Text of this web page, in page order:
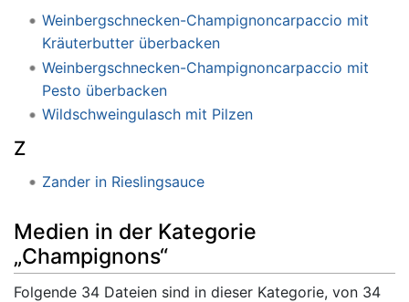
Weinbergschnecken-Champignoncarpaccio mit
Kräuterbutter überbacken
Weinbergschnecken-Champignoncarpaccio mit
Pesto überbacken
Wildschweingulasch mit Pilzen
Z
Zander in Rieslingsauce
Medien in der Kategorie
„Champignons“
Folgende 34 Dateien sind in dieser Kategorie, von 34